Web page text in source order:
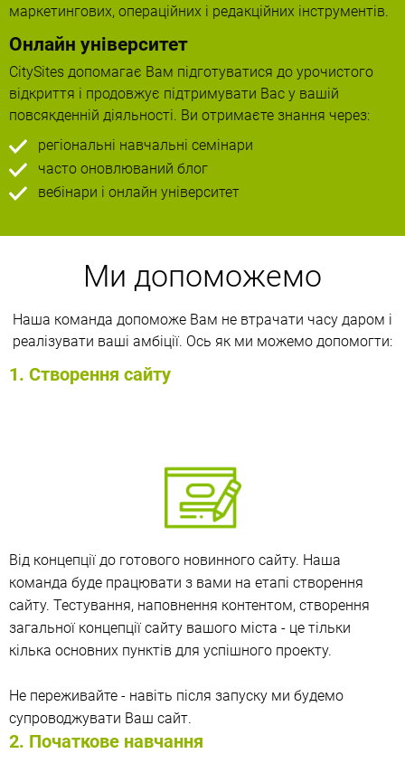
маркетингових, операційних і редакційних інструментів.
Онлайн університет
CitySites допомагає Вам підготуватися до урочистого
відкриття і продовжує підтримувати Вас у вашій
повсякденній діяльності. Ви отримаєте знання через:
регіональні навчальні семінари
часто оновлюваний блог
вебінари і онлайн університет
Ми допоможемо
Наша команда допоможе Вам не втрачати часу даром і
реалізувати ваші амбіції. Ось як ми можемо допомогти:
1. Створення сайту
Від концепції до готового новинного сайту. Наша
команда буде працювати з вами на етапі створення
сайту. Тестування, наповнення контентом, створення
загальної концепції сайту вашого міста - це тільки
кілька основних пунктів для успішного проекту.
Не переживайте - навіть після запуску ми будемо
супроводжувати Ваш сайт.
2. Початкове навчання